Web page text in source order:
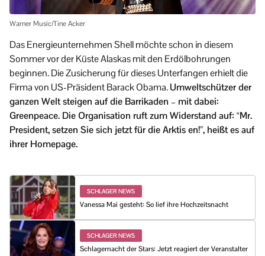
Warner Music/Tine Acker
Das Energieunternehmen Shell möchte schon in diesem
Sommer vor der Küste Alaskas mit den Erdölbohrungen
beginnen. Die Zusicherung für dieses Unterfangen erhielt die
Firma von US-Präsident Barack Obama.Umweltschützer der
ganzen Welt steigen auf die Barrikaden – mit dabei:
Greenpeace. Die Organisation ruft zum Widerstand auf: “Mr.
President, setzen Sie sich jetzt für die Arktis en!”, heißt es auf
ihrer Homepage.
SCHLAGER NEWS
Vanessa Mai gesteht: So lief ihre Hochzeitsnacht
SCHLAGER NEWS
Schlagernacht der Stars: Jetzt reagiert der Veranstalter